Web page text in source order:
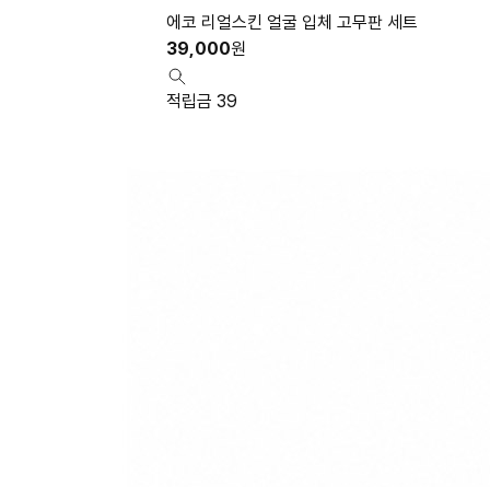
에코 리얼스킨 얼굴 입체 고무판 세트
39,000원
적립금 39